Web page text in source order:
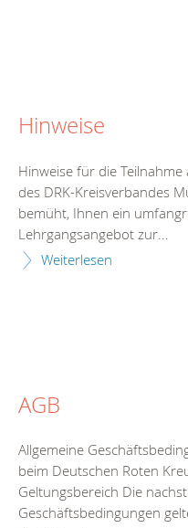
Hinweise
Hinweise für die
des DRK-Kreisverbandes
bemüht, Ihnen ein
Lehrgangsangebot zur...
Weiterlesen
AGB
Allgemeine
beim Deutschen Roten
Geltungsbereich Die
Geschäftsbedingungen